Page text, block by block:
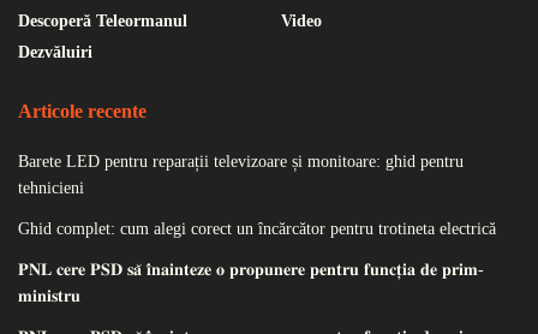
Descoperă Teleormanul
Dezvăluiri
Video
Articole recente
Barete LED pentru reparații televizoare și monitoare: ghid pentru
tehnicieni
Ghid complet: cum alegi corect un încărcător pentru trotineta electrică
𝐏𝐍𝐋 𝐜𝐞𝐫𝐞 𝐏𝐒𝐃 𝐬𝐚̆ 𝐢̂𝐧𝐚𝐢𝐧𝐭𝐞𝐳𝐞 𝐨 𝐩𝐫𝐨𝐩𝐮𝐧𝐞𝐫𝐞 𝐩𝐞𝐧𝐭𝐫𝐮 𝐟𝐮𝐧𝐜𝐭̦𝐢𝐚 𝐝𝐞 𝐩𝐫𝐢𝐦-
𝐦𝐢𝐧𝐢𝐬𝐭𝐫𝐮